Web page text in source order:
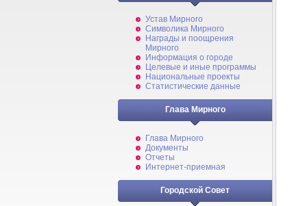
Устав Мирного
Символика Мирного
Награды и поощрения
Мирного
Информация о городе
Целевые и иные программы
Национальные проекты
Статистические данные
Глава Мирного
Глава Мирного
Документы
Отчеты
Интернет-приемная
Городской Совет